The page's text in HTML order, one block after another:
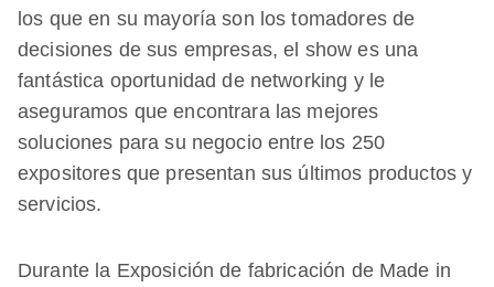
los que en su mayoría son los tomadores de
decisiones de sus empresas, el show es una
fantástica oportunidad de networking y le
aseguramos que encontrara las mejores
soluciones para su negocio entre los 250
expositores que presentan sus últimos productos y
servicios.
Durante la Exposición de fabricación de Made in